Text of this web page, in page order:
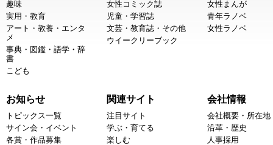
趣味
実用・教育
アート・教養・エンタ
メ
事典・図鑑・語学・辞
書
こども
女性コミック誌
児童・学習誌
文芸・教育誌・その他
ウイークリーブック
女性まんが
青年ラノベ
女性ラノベ
お知らせ
トピックス一覧
サイン会・イベント
各賞・作品募集
関連サイト
注目サイト
学ぶ・育てる
楽しむ
会社情報
会社概要・所在地
沿革・歴史
人事採用